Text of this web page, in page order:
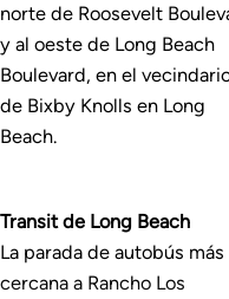
norte de Roosevelt
y al oeste de Long Beach
Boulevard, en el
de Bixby Knolls en Long
Beach.
Transit de Long Beach
La parada de autobús más
cercana a Rancho Los